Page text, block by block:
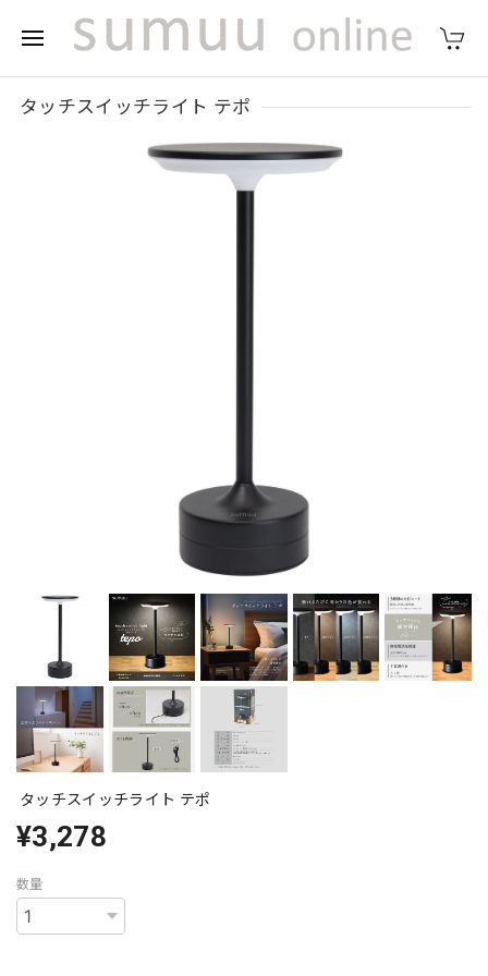
タッチスイッチライト テポ
タッチスイッチライト テポ
¥3,278
数量